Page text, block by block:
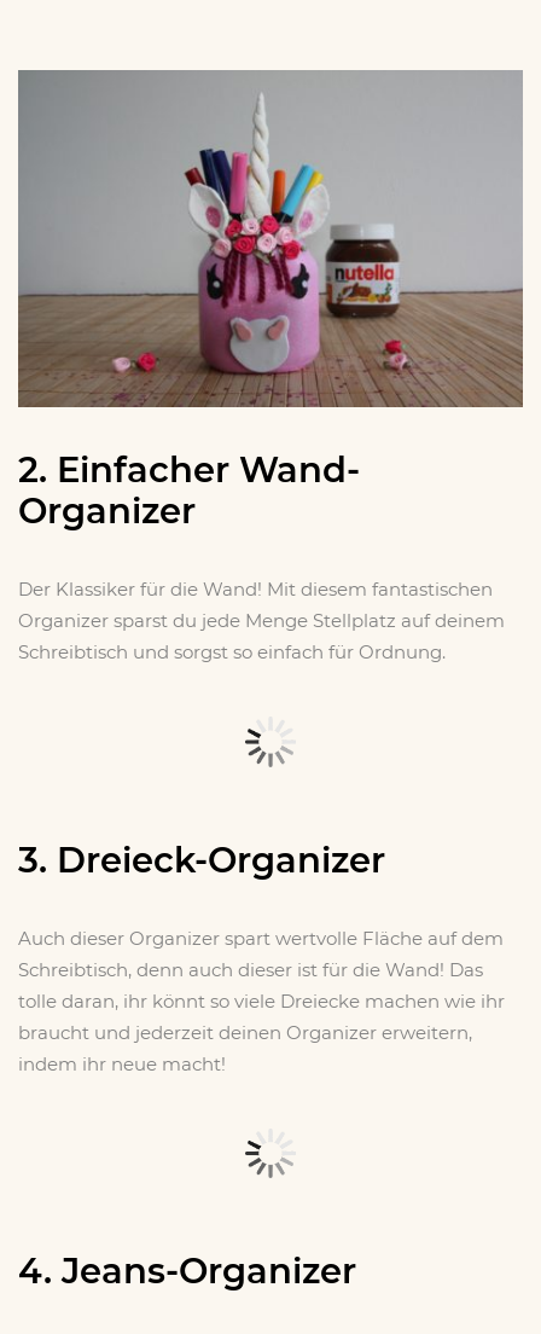
2. Einfacher Wand-
Organizer
Der Klassiker für die Wand! Mit diesem fantastischen
Organizer sparst du jede Menge Stellplatz auf deinem
Schreibtisch und sorgst so einfach für Ordnung.
3. Dreieck-Organizer
Auch dieser Organizer spart wertvolle Fläche auf dem
Schreibtisch, denn auch dieser ist für die Wand! Das
tolle daran, ihr könnt so viele Dreiecke machen wie ihr
braucht und jederzeit deinen Organizer erweitern,
indem ihr neue macht!
4. Jeans-Organizer